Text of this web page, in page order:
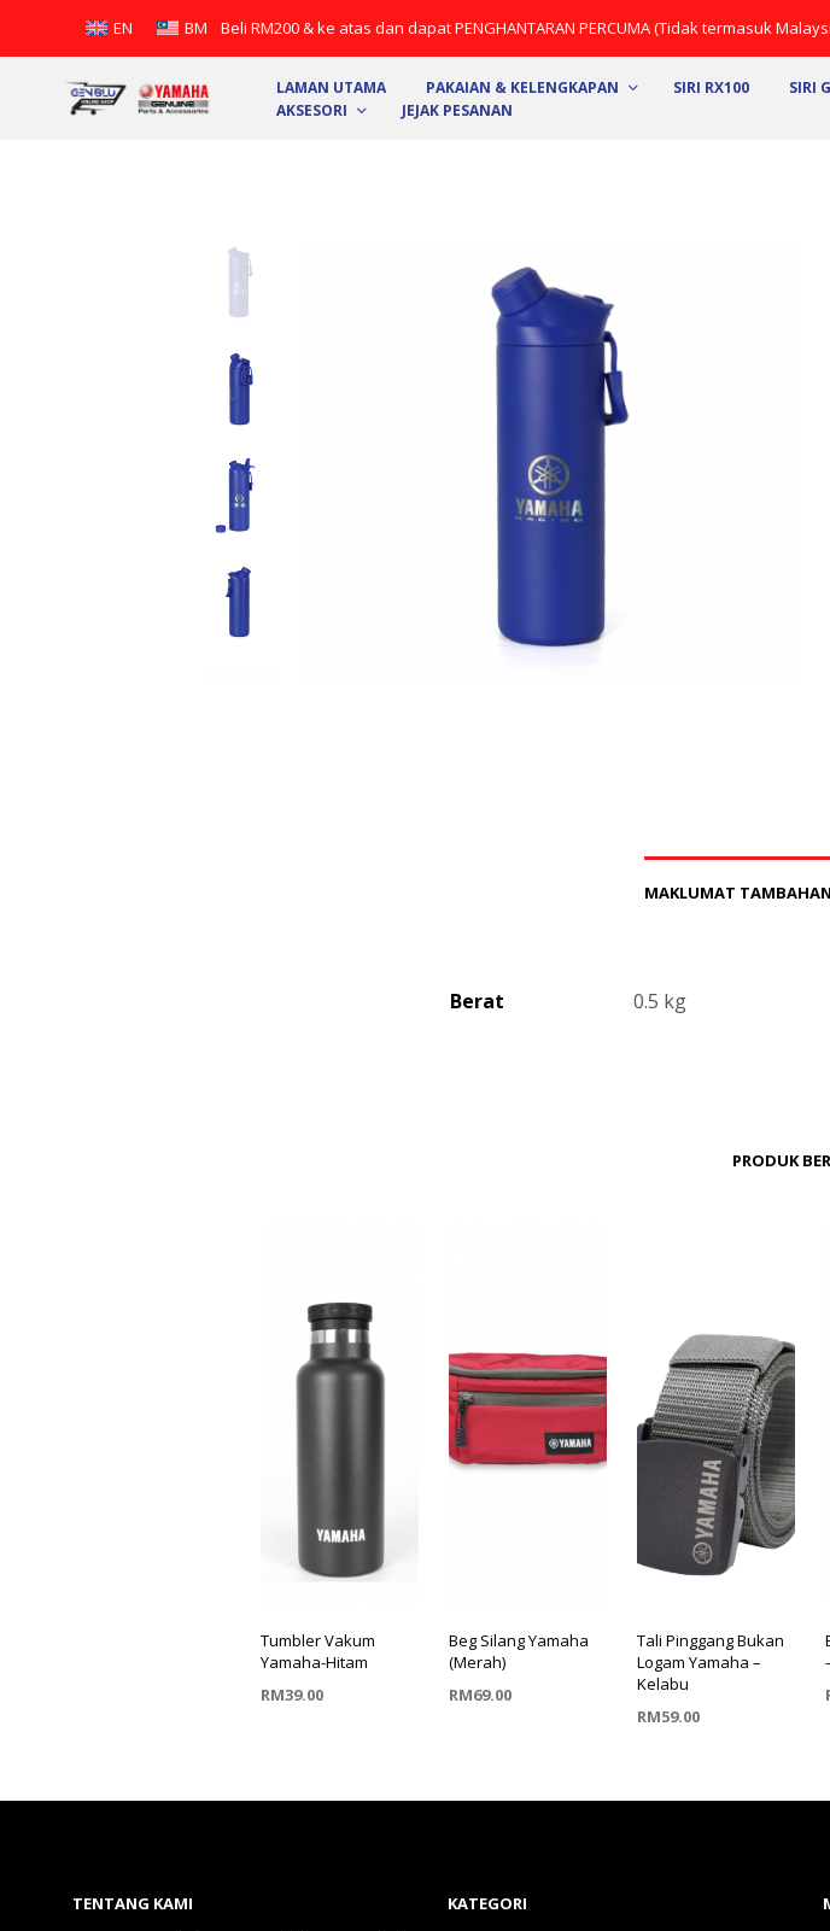
EN BM Beli RM200 & ke atas dan dapat PENGHANTARAN PERCUMA (Tidak termasuk
LAMAN UTAMA PAKAIAN & KELENGKAPAN SIRI RX100 SIRI
AKSESORI
JEJAK PESANAN
MAKLUMAT TAMBAHAN
Berat 0.5 kg
PRODUK
Tumbler Vakum
Yamaha-Hitam
RM39.00
Beg Silang Yamaha
(Merah)
RM69.00
Tali Pinggang Bukan
Logam Yamaha –
Kelabu
RM59.00
TENTANG KAMI KATEGORI